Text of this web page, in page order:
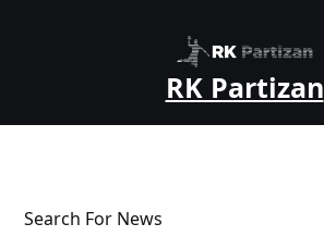
RK Partizan
Search